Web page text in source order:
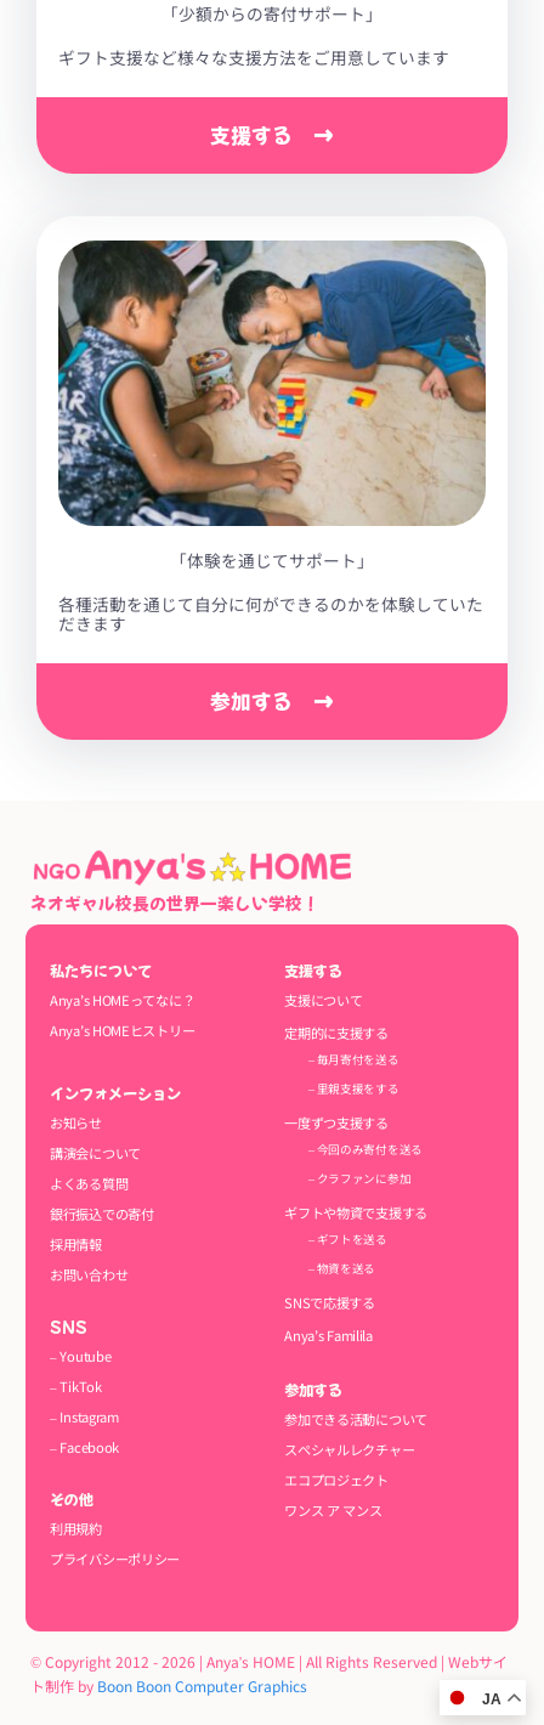
「少額からの寄付サポート」
ギフト支援など様々な支援方法をご用意しています
支援する →
「体験を通じてサポート」
各種活動を通じて自分に何ができるのかを体験していた
だきます
参加する →
ネオギャル校長の世界一楽しい学校！
私たちについて
Anya’s HOMEってなに？
Anya’s HOMEヒストリー
インフォメーション
お知らせ
講演会について
よくある質問
銀行振込での寄付
採用情報
お問い合わせ
SNS
– Youtube
– TikTok
– Instagram
– Facebook
その他
利用規約
プライバシーポリシー
支援する
支援について
定期的に支援する
– 毎月寄付を送る
– 里親支援をする
一度ずつ支援する
– 今回のみ寄付を送る
– クラファンに参加
ギフトや物資で支援する
– ギフトを送る
– 物資を送る
SNSで応援する
Anya’s Familila
参加する
参加できる活動について
スペシャルレクチャー
エコプロジェクト
ワンス ア マンス
© Copyright 2012 - 2026 | Anya's HOME | All Rights Reserved | Webサイ
ト制作 by Boon Boon Computer Graphics
JA